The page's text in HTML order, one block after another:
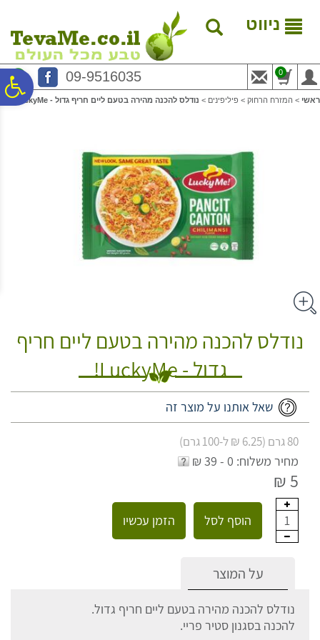
נגישות
המרכזי
ניווט
09-9516035 0
ראשי > המזרח הרחוק > פיליפינים > נודלס להכנה מהירה בטעם ליים חריף גדול - LuckyMe!
נודלס להכנה מהירה בטעם ליים חריף
גדול - LuckyMe!
שאל אותנו על מוצר זה
80 גרם (6.25 ₪ ל-100 גרם)
מחיר משלוח: 0 - 39 ₪
5 ₪
1 הוסף לסל הזמן עכשיו
על המוצר
נודלס להכנה מהירה בטעם ליים חריף גדול.
להכנה בסגנון סטיר פריי.